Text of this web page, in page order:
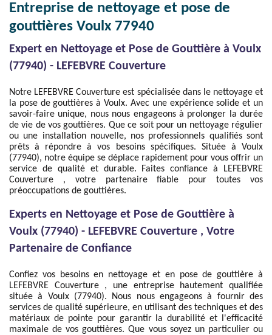
Entreprise de nettoyage et pose de
gouttières Voulx 77940
Expert en Nettoyage et Pose de Gouttière à Voulx
(77940) - LEFEBVRE Couverture
Notre LEFEBVRE Couverture est spécialisée dans le nettoyage et
la pose de gouttières à Voulx. Avec une expérience solide et un
savoir-faire unique, nous nous engageons à prolonger la durée
de vie de vos gouttières. Que ce soit pour un nettoyage régulier
ou une installation nouvelle, nos professionnels qualifiés sont
prêts à répondre à vos besoins spécifiques. Située à Voulx
(77940), notre équipe se déplace rapidement pour vous offrir un
service de qualité et durable. Faites confiance à LEFEBVRE
Couverture , votre partenaire fiable pour toutes vos
préoccupations de gouttières.
Experts en Nettoyage et Pose de Gouttière à
Voulx (77940) - LEFEBVRE Couverture , Votre
Partenaire de Confiance
Confiez vos besoins en nettoyage et en pose de gouttière à
LEFEBVRE Couverture , une entreprise hautement qualifiée
située à Voulx (77940). Nous nous engageons à fournir des
services de qualité supérieure, en utilisant des techniques et des
matériaux de pointe pour garantir la durabilité et l'efficacité
maximale de vos gouttières. Que vous soyez un particulier ou